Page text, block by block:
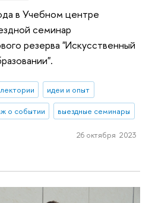
в Учебном центре
семинар
резерва "Искусственный
лектории
идеи и опыт
о событии выездные семинары
26 октября 2023